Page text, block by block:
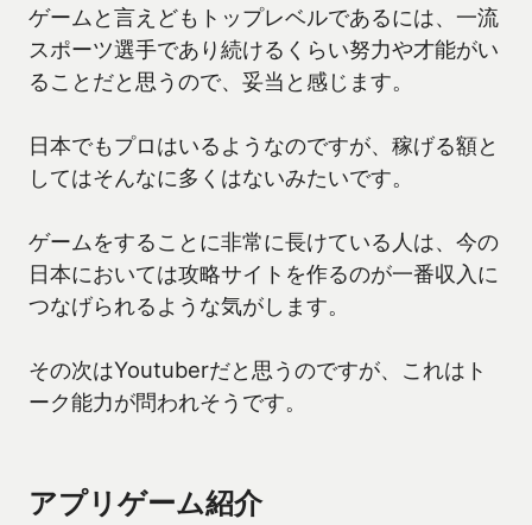
ゲームと言えどもトップレベルであるには、一流
スポーツ選手であり続けるくらい努力や才能がい
ることだと思うので、妥当と感じます。
日本でもプロはいるようなのですが、稼げる額と
してはそんなに多くはないみたいです。
ゲームをすることに非常に長けている人は、今の
日本においては攻略サイトを作るのが一番収入に
つなげられるような気がします。
その次はYoutuberだと思うのですが、これはト
ーク能力が問われそうです。
アプリゲーム紹介